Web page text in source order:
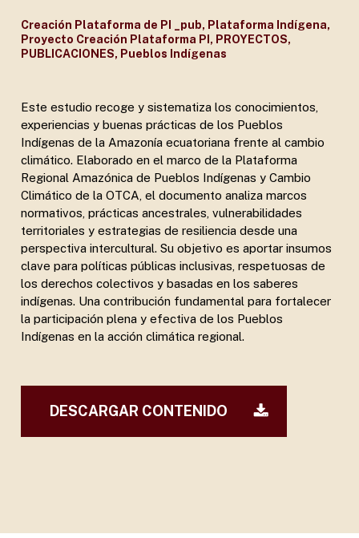
Creación Plataforma de PI _pub, Plataforma Indígena,
Proyecto Creación Plataforma PI , PROYECTOS,
PUBLICACIONES, Pueblos Indígenas
Este estudio recoge y sistematiza los conocimientos,
experiencias y buenas prácticas de los Pueblos
Indígenas de la Amazonía ecuatoriana frente al cambio
climático. Elaborado en el marco de la Plataforma
Regional Amazónica de Pueblos Indígenas y Cambio
Climático de la OTCA, el documento analiza marcos
normativos, prácticas ancestrales, vulnerabilidades
territoriales y estrategias de resiliencia desde una
perspectiva intercultural. Su objetivo es aportar insumos
clave para políticas públicas inclusivas, respetuosas de
los derechos colectivos y basadas en los saberes
indígenas. Una contribución fundamental para fortalecer
la participación plena y efectiva de los Pueblos
Indígenas en la acción climática regional.
DESCARGAR CONTENIDO